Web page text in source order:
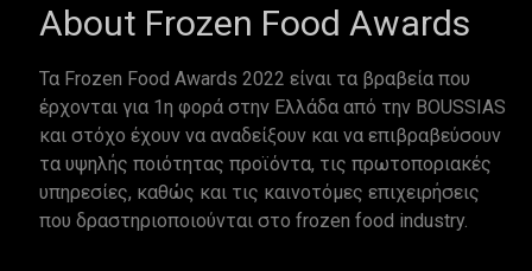
About Frozen Food Awards
Τα Frozen Food Awards 2022 είναι τα βραβεία που
έρχονται για 1η φορά στην Ελλάδα από την BOUSSIAS
και στόχο έχουν να αναδείξουν και να επιβραβεύσουν
τα υψηλής ποιότητας προϊόντα, τις πρωτοποριακές
υπηρεσίες, καθώς και τις καινοτόμες επιχειρήσεις
που δραστηριοποιούνται στο frozen food industry.